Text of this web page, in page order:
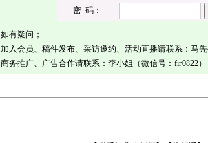
密 码：
如有疑问；
加入会员、稿件发布、采访邀约、活动直播请联系：马
商务推广、广告合作请联系：李小姐（微信号：fir0822）